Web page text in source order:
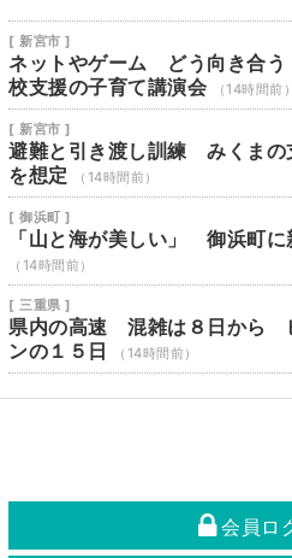
[ 新宮市 ]
ネットやゲーム どう向き合
校支援の子育て講演会
（14時間前）
[ 新宮市 ]
避難と引き渡し訓練 みくま
を想定
（14時間前）
[ 御浜町 ]
「山と海が美しい」 御浜町に
（14時間前）
[ 三重県 ]
県内の高速 混雑は８日から
ンの１５日
（14時間前）
会員ロ